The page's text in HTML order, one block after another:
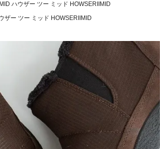
ハウザー ツー ミッド HOWSERIIMID
ザー ツー ミッド HOWSERIIMID